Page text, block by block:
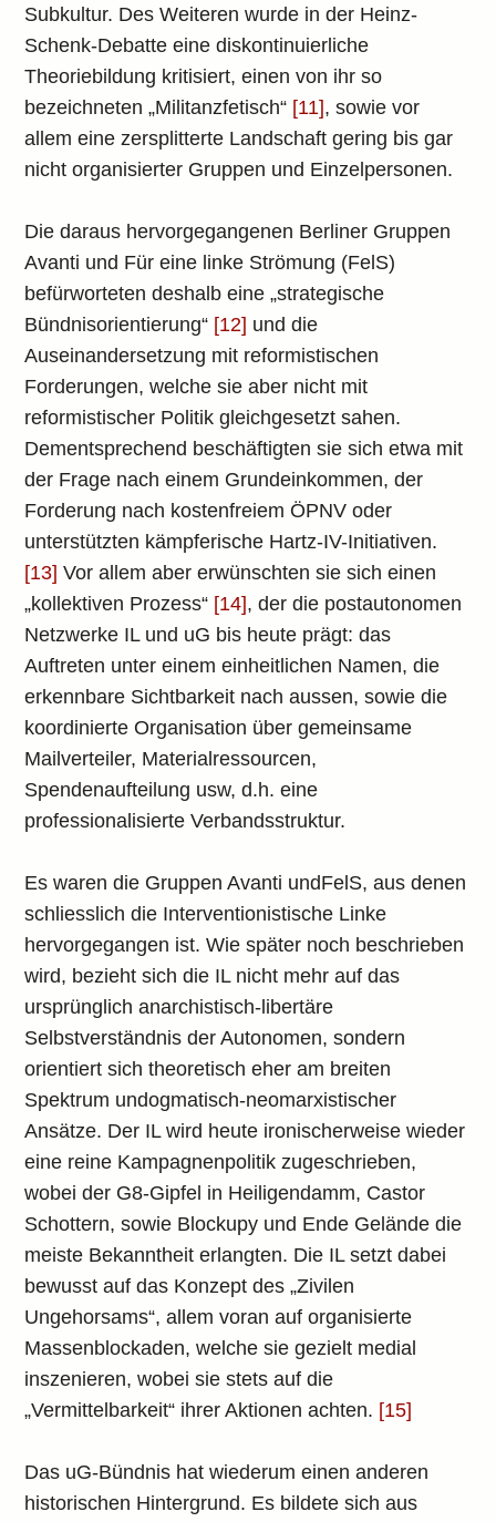
Subkultur. Des Weiteren wurde in der Heinz-
Schenk-Debatte eine diskontinuierliche
Theoriebildung kritisiert, einen von ihr so
bezeichneten „Militanzfetisch“ [11], sowie vor
allem eine zersplitterte Landschaft gering bis gar
nicht organisierter Gruppen und Einzelpersonen.
Die daraus hervorgegangenen Berliner Gruppen
Avanti und Für eine linke Strömung (FelS)
befürworteten deshalb eine „strategische
Bündnisorientierung“ [12] und die
Auseinandersetzung mit reformistischen
Forderungen, welche sie aber nicht mit
reformistischer Politik gleichgesetzt sahen.
Dementsprechend beschäftigten sie sich etwa mit
der Frage nach einem Grundeinkommen, der
Forderung nach kostenfreiem ÖPNV oder
unterstützten kämpferische Hartz-IV-Initiativen.
[13] Vor allem aber erwünschten sie sich einen
„kollektiven Prozess“ [14], der die postautonomen
Netzwerke IL und uG bis heute prägt: das
Auftreten unter einem einheitlichen Namen, die
erkennbare Sichtbarkeit nach aussen, sowie die
koordinierte Organisation über gemeinsame
Mailverteiler, Materialressourcen,
Spendenaufteilung usw, d.h. eine
professionalisierte Verbandsstruktur.
Es waren die Gruppen Avanti undFelS, aus denen
schliesslich die Interventionistische Linke
hervorgegangen ist. Wie später noch beschrieben
wird, bezieht sich die IL nicht mehr auf das
ursprünglich anarchistisch-libertäre
Selbstverständnis der Autonomen, sondern
orientiert sich theoretisch eher am breiten
Spektrum undogmatisch-neomarxistischer
Ansätze. Der IL wird heute ironischerweise wieder
eine reine Kampagnenpolitik zugeschrieben,
wobei der G8-Gipfel in Heiligendamm, Castor
Schottern, sowie Blockupy und Ende Gelände die
meiste Bekanntheit erlangten. Die IL setzt dabei
bewusst auf das Konzept des „Zivilen
Ungehorsams“, allem voran auf organisierte
Massenblockaden, welche sie gezielt medial
inszenieren, wobei sie stets auf die
„Vermittelbarkeit“ ihrer Aktionen achten. [15]
Das uG-Bündnis hat wiederum einen anderen
historischen Hintergrund. Es bildete sich aus